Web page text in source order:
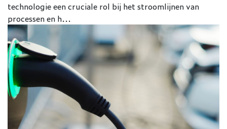
technologie een cruciale rol bij het stroomlijnen van
processen en h...